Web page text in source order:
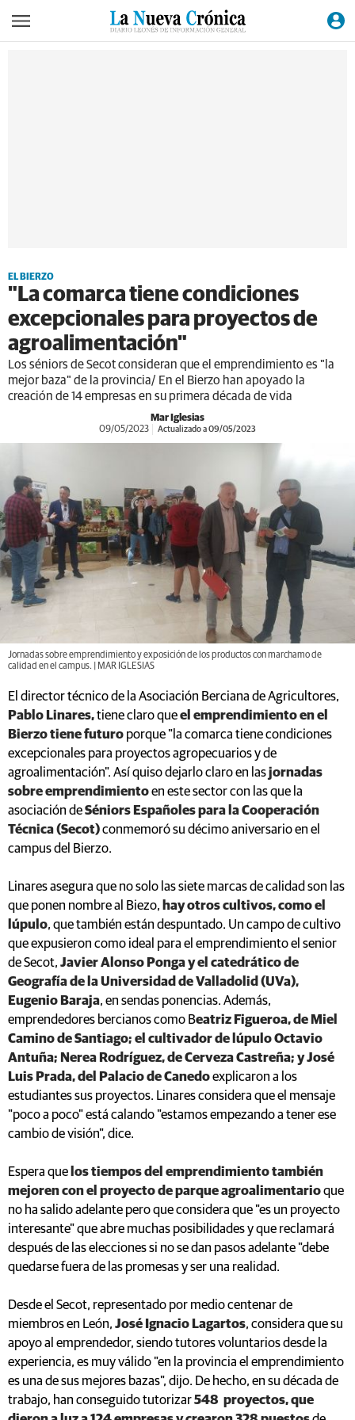
EL BIERZO
"La comarca tiene condiciones
excepcionales para proyectos de
agroalimentación"
Los séniors de Secot consideran que el emprendimiento es "la
mejor baza" de la provincia/ En el Bierzo han apoyado la
creación de 14 empresas en su primera década de vida
Mar Iglesias
09/05/2023 Actualizado a 09/05/2023
Jornadas sobre emprendimiento y exposición de los productos con marchamo de
calidad en el campus. | MAR IGLESIAS
El director técnico de la Asociación Berciana de Agricultores,
Pablo Linares,tiene claro queel emprendimiento en el
Bierzo tiene futuro porque "la comarca tiene condiciones
excepcionales para proyectos agropecuarios y de
agroalimentación". Así quiso dejarlo claro en lasjornadas
sobre emprendimientoen este sector con las que la
asociación deSéniors Españoles para la Cooperación
Técnica (Secot)conmemoró su décimo aniversario en el
campus del Bierzo.
Linares asegura que no solo las siete marcas de calidad son las
que ponen nombre al Biezo, hay otros cultivos, como el
lúpulo, que también están despuntado. Un campo de cultivo
que expusieron como ideal para el emprendimiento el senior
de Secot, Javier Alonso Ponga y el catedrático de
Geografía de la Universidad de Valladolid (UVa),
Eugenio Baraja, en sendas ponencias. Además,
emprendedores bercianos como Beatriz Figueroa, de Miel
Camino de Santiago; el cultivador de lúpulo Octavio
Antuña; Nerea Rodríguez, de Cerveza Castreña; y José
Luis Prada, del Palacio de Canedoexplicaron a los
estudiantes sus proyectos. Linares considera que el mensaje
"poco a poco" está calando "estamos empezando a tener ese
cambio de visión", dice.
Espera que los tiempos del emprendimiento también
mejoren con el proyecto de parque agroalimentarioque
no ha salido adelante pero que considera que "es un proyecto
interesante" que abre muchas posibilidades y que reclamará
después de las elecciones si no se dan pasos adelante "debe
quedarse fuera de las promesas y ser una realidad.
Desde el Secot, representado por medio centenar de
miembros en León, José Ignacio Lagartos, considera que su
apoyo al emprendedor, siendo tutores voluntarios desde la
experiencia, es muy válido "en la provincia el emprendimiento
es una de sus mejores bazas", dijo. De hecho, en su década de
trabajo, han conseguido tutorizar548 proyectos, que